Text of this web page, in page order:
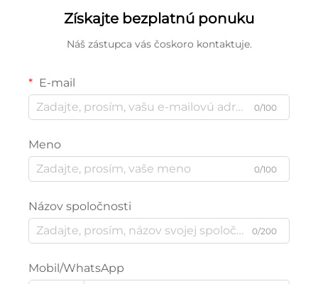
Získajte bezplatnú ponuku
Náš zástupca vás čoskoro kontaktuje.
E-mail
0/100
Meno
0/100
Názov spoločnosti
0/200
Mobil/WhatsApp